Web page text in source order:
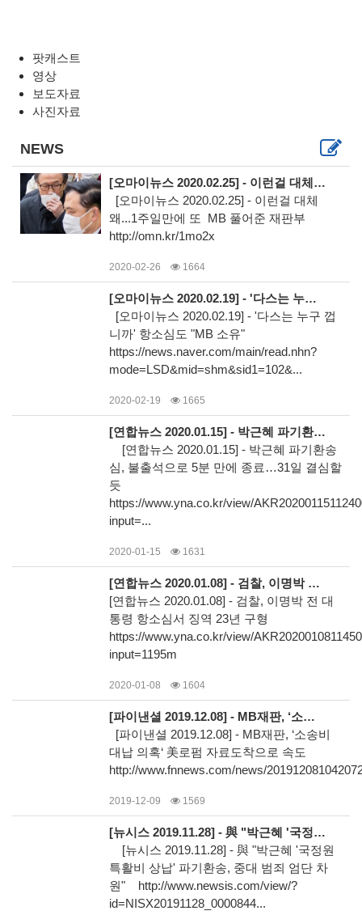
팟캐스트
영상
보도자료
사진자료
NEWS
[오마이뉴스 2020.02.25] - 이런걸 대체 왜...1주일만에 또 MB 풀어준 재판부
[오마이뉴스 2020.02.25] - 이런걸 대체
왜...1주일만에 또 MB 풀어준 재판부
http://omn.kr/1mo2x
2020-02-26 1664
[오마이뉴스 2020.02.19] - '다스는 누구 껍니까' 항소심도 "MB 소유"
[오마이뉴스 2020.02.19] - '다스는 누구 껍
니까' 항소심도 "MB 소유"
https://news.naver.com/main/read.nhn?
mode=LSD&mid=shm&sid1=102&...
2020-02-19 1665
[연합뉴스 2020.01.15] - 박근혜 파기환송심, 불출석으로 5분 만에 종료…31일 결심할 듯
[연합뉴스 2020.01.15] - 박근혜 파기환송
심, 불출석으로 5분 만에 종료…31일 결심할
듯
https://www.yna.co.kr/view/
input=...
2020-01-15 1631
[연합뉴스 2020.01.08] - 검찰, 이명박 전 대통령 항소심서 징역 23년 구형
[연합뉴스 2020.01.08] - 검찰, 이명박 전 대
통령 항소심서 징역 23년 구형
https://www.yna.co.kr/view/
input=1195m
2020-01-08 1604
[파이낸셜 2019.12.08] - MB재판, ‘소송비 대납 의혹‘ 美로펌 자료도착으로 속도
[파이낸셜 2019.12.08] - MB재판, ‘소송비
대납 의혹‘ 美로펌 자료도착으로 속도
http://www.fnnews.com/news/
2019-12-09 1569
[뉴시스 2019.11.28] - 與 "박근혜 '국정원 특활비 상납' 파기환송, 중대 범죄 엄단 차원"
[뉴시스 2019.11.28] - 與 "박근혜 '국정원
특활비 상납' 파기환송, 중대 범죄 엄단 차
원" http://www.newsis.com/view/?
id=NISX20191128_0000844...